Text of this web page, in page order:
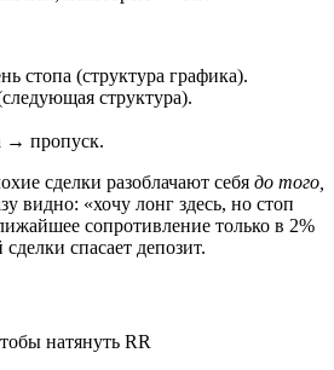
стопа (структура графика).
структура).
→ пропуск.
сделки разоблачают себя до того,
видно: «хочу лонг здесь, но стоп
сопротивление только в 2%
спасает депозит.
натянуть RR